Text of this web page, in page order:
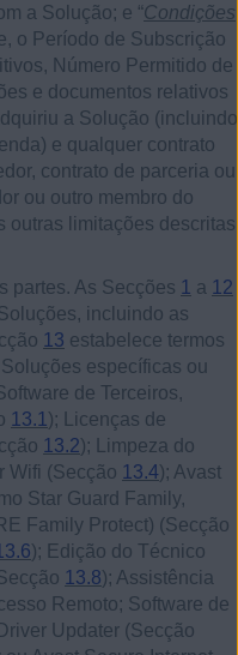
a Solução; e “Condições
o Período de Subscrição
Número Permitido de
e documentos relativos
a Solução (incluindo
e qualquer contrato
contrato de parceria ou
ou outro membro do
outras limitações descritas
partes. As Secções 1 a 12
incluindo as
13 estabelece termos
específicas ou
de Terceiros,
13.1 ); Licenças de
13.2); Limpeza do
Wifi (Secção 13.4); Avast
Star Guard Family,
Family Protect) (Secção
); Edição do Técnico
13.8); Assistência
Remoto; Software de
Updater (Secção